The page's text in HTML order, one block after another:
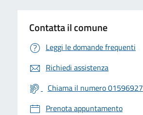
Contatta il comune
Leggi le domande frequenti
Richiedi assistenza
Chiama il numero 01596927
Prenota appuntamento